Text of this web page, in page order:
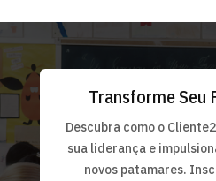
Transforme Seu
Descubra como o
sua liderança e
novos patamares.